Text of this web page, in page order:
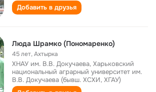
Добавить в друзья
Люда Шрамко (Пономаренко)
45 лет,Ахтырка
ХНАУ им. В.В. Докучаева, Харьковский
национальный аграрный университет им.
В.В. Докучаева (бывш. ХСХИ, ХГАУ)